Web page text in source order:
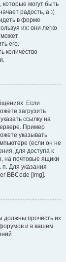
могут быть
радость, а :(
в форме
их: они легко
его.
количество
Если
загрузить
ссылку на
Пример
указывать
(если он не
для доступа к
на почтовые ящики
Для указания
BBCode [img].
должны прочесть их
и в вашем